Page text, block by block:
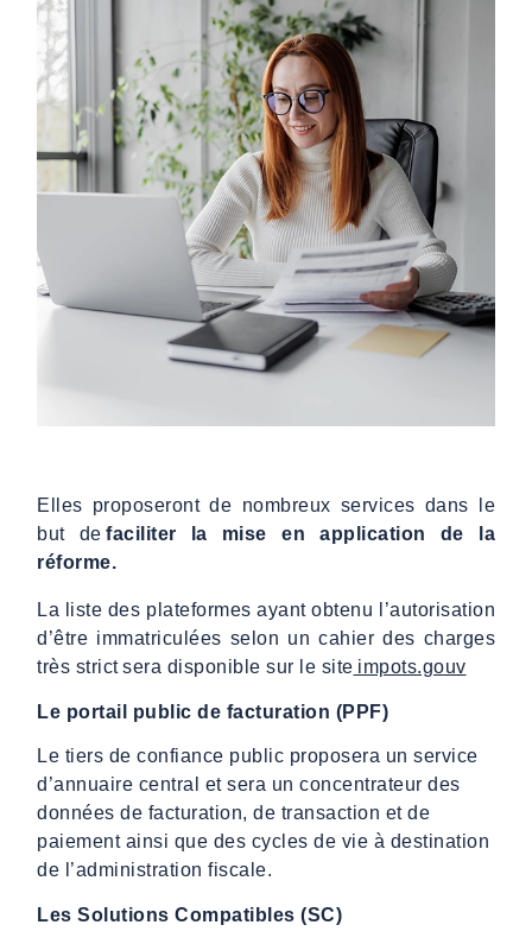
Elles proposeront de nombreux services dans le
but defaciliter la mise en application de la
réforme.
La liste des plateformes ayant obtenu l’autorisation
d’être immatriculées selon un cahier des charges
très strict sera disponible sur le site impots.gouv
Le portail public de facturation (PPF)
Le tiers de confiance public proposera un service
d’annuaire central et sera un concentrateur des
données de facturation, de transaction et de
paiement ainsi que des cycles de vie à destination
de l’administration fiscale.
Les Solutions Compatibles (SC)